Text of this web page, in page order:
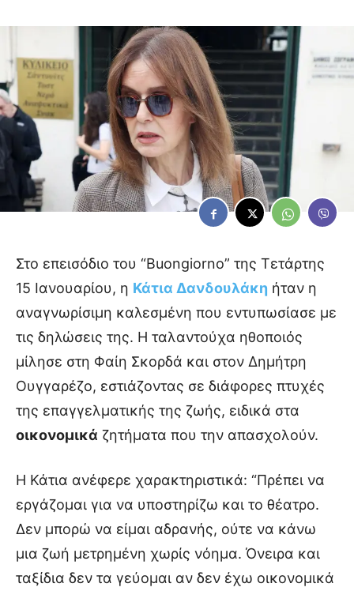
Στο επεισόδιο του “Buongiorno” της Τετάρτης
15 Ιανουαρίου, η Κάτια Δανδουλάκη ήταν η
αναγνωρίσιμη καλεσμένη που εντυπωσίασε με
τις δηλώσεις της. Η ταλαντούχα ηθοποιός
μίλησε στη Φαίη Σκορδά και στον Δημήτρη
Ουγγαρέζο, εστιάζοντας σε διάφορες πτυχές
της επαγγελματικής της ζωής, ειδικά στα
οικονομικά ζητήματα που την απασχολούν.
Η Κάτια ανέφερε χαρακτηριστικά: “Πρέπει να
εργάζομαι για να υποστηρίζω και το θέατρο.
Δεν μπορώ να είμαι αδρανής, ούτε να κάνω
μια ζωή μετρημένη χωρίς νόημα. Όνειρα και
ταξίδια δεν τα γεύομαι αν δεν έχω οικονομικά